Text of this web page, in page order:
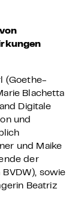
(Goethe-
Blachetta
Digitale
und
und Maike
der
sowie
Beatriz